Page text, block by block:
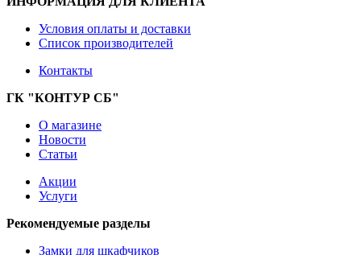
Условия оплаты и доставки
Список производителей
Контакты
ГК "КОНТУР СБ"
О магазине
Новости
Статьи
Акции
Услуги
Рекомендуемые разделы
Замки для шкафчиков